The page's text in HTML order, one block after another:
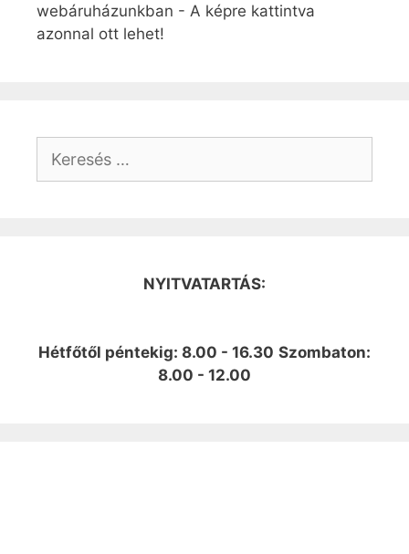
webáruházunkban - A képre kattintva
azonnal ott lehet!
NYITVATARTÁS:
Hétfőtől péntekig: 8.00 - 16.30 Szombaton:
8.00 - 12.00